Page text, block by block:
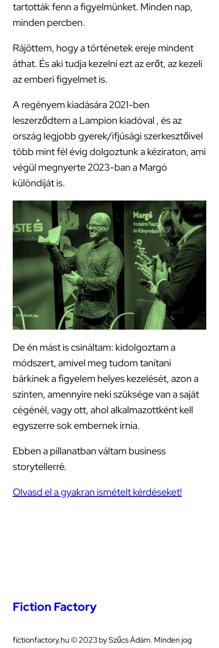
tartották fenn a figyelmünket. Minden nap,
minden percben.
Rájöttem, hogy a történetek ereje mindent
áthat. És aki tudja kezelni ezt az erőt, az kezeli
az emberi figyelmet is.
A regényem kiadására 2021-ben
leszerződtem a Lampion kiadóval , és az
ország legjobb gyerek/ifjúsági szerkesztőivel
több mint fél évig dolgoztunk a kéziraton, ami
végül megnyerte 2023-ban a Margó
különdíját is.
De én mást is csináltam: kidolgoztam a
módszert, amivel meg tudom tanítani
bárkinek a figyelem helyes kezelését, azon a
szinten, amennyire neki szüksége van a saját
cégénél, vagy ott, ahol alkalmazottként kell
egyszerre sok embernek írnia.
Ebben a pillanatban váltam business
storytellerré.
Olvasd el a gyakran ismételt kérdéseket!
Fiction Factory
fictionfactory.hu © 2023 by Szűcs Ádám. Minden jog